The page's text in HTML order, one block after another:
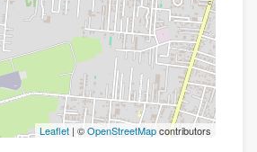
Leaflet| ©OpenStreetMapcontributors